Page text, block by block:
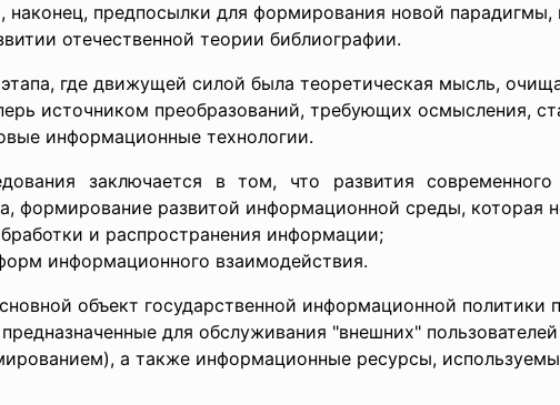
наконец, предпосылки для формирования новой
отечественной теории библиографии.
где движущей силой была теоретическая мысль,
источником преобразований, требующих осмысления,
информационные технологии.
заключается в том, что развития
формирование развитой информационной среды, которая
и распространения информации;
информационного взаимодействия.
объект государственной информационной политики
для обслуживания "внешних" пользователей
а также информационные ресурсы,